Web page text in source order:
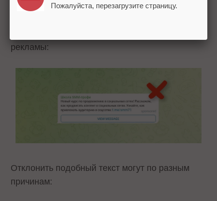
привлекательность рекламы.
рекламы:
Отклонить подобный текст могут по разным
причинам:
Пожалуйста, перезагрузите страницу.